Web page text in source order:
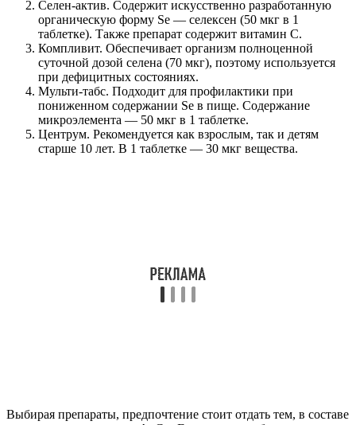
Селен-актив. Содержит искусственно разработанную
органическую форму Se — селексен (50 мкг в 1
таблетке). Также препарат содержит витамин С.
Компливит. Обеспечивает организм полноценной
суточной дозой селена (70 мкг), поэтому используется
при дефицитных состояниях.
Мульти-табс. Подходит для профилактики при
пониженном содержании Se в пище. Содержание
микроэлемента — 50 мкг в 1 таблетке.
Центрум. Рекомендуется как взрослым, так и детям
старше 10 лет. В 1 таблетке — 30 мкг вещества.
Выбирая препараты, предпочтение стоит отдать тем, в составе